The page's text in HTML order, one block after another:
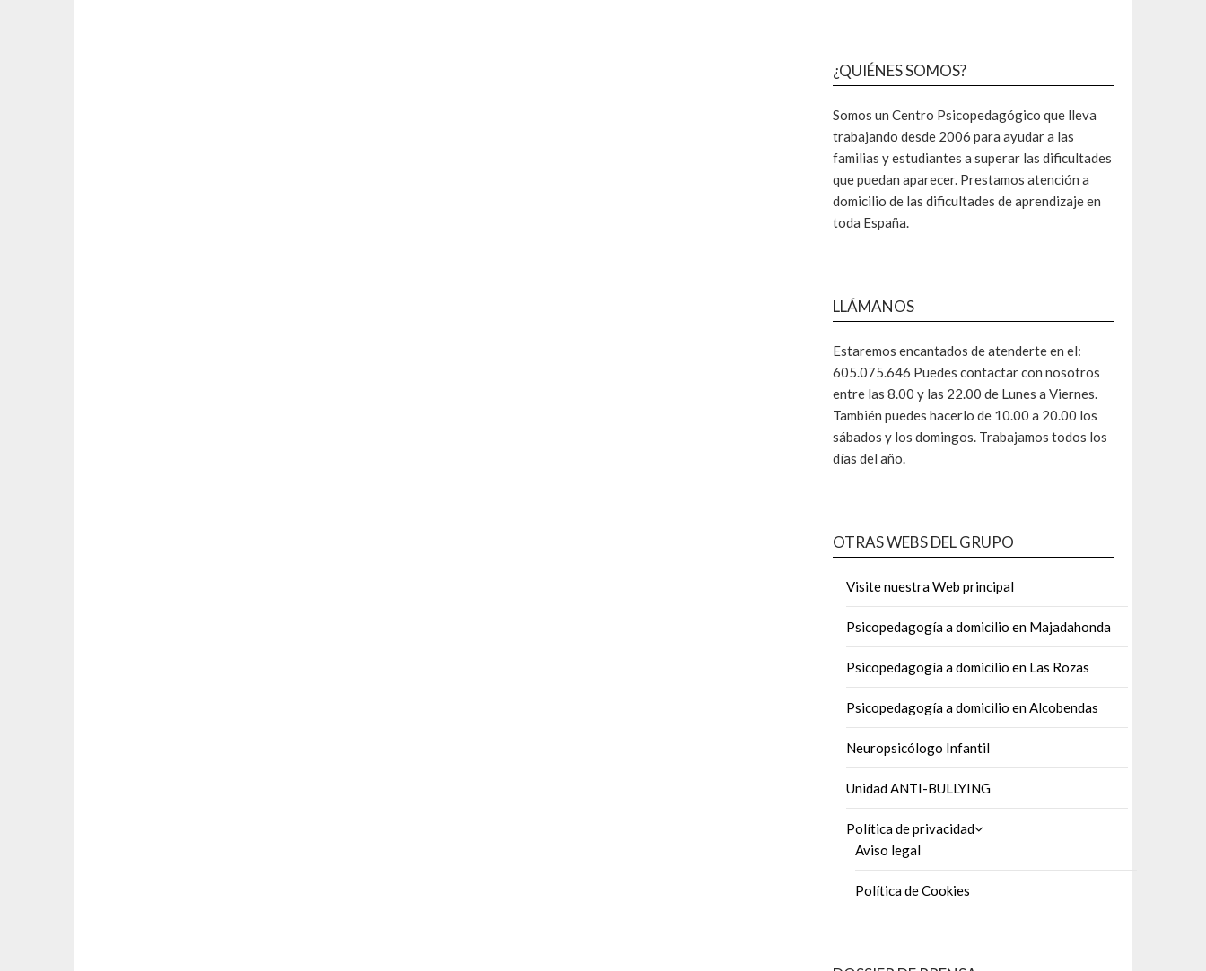
¿QUIÉNES SOMOS?
Somos un Centro Psicopedagógico que lleva
trabajando desde 2006 para ayudar a las
familias y estudiantes a superar las dificultades
que puedan aparecer. Prestamos atención a
domicilio de las dificultades de aprendizaje en
toda España.
LLÁMANOS
Estaremos encantados de atenderte en el:
605.075.646 Puedes contactar con nosotros
entre las 8.00 y las 22.00 de Lunes a Viernes.
También puedes hacerlo de 10.00 a 20.00 los
sábados y los domingos. Trabajamos todos los
días del año.
OTRAS WEBS DEL GRUPO
Visite nuestra Web principal
Psicopedagogía a domicilio en Majadahonda
Psicopedagogía a domicilio en Las Rozas
Psicopedagogía a domicilio en Alcobendas
Neuropsicólogo Infantil
Unidad ANTI-BULLYING
Política de privacidad
Aviso legal
Política de Cookies